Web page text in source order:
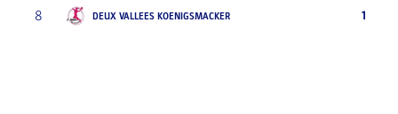
8 DEUX VALLEES KOENIGSMACKER 1